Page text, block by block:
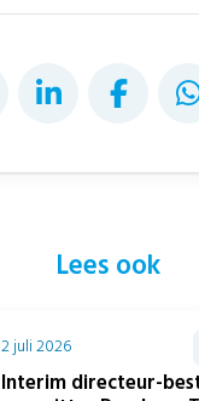
Lees ook
2 juli 2026
Interim directeur-